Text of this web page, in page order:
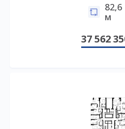
82,6
м
37 562